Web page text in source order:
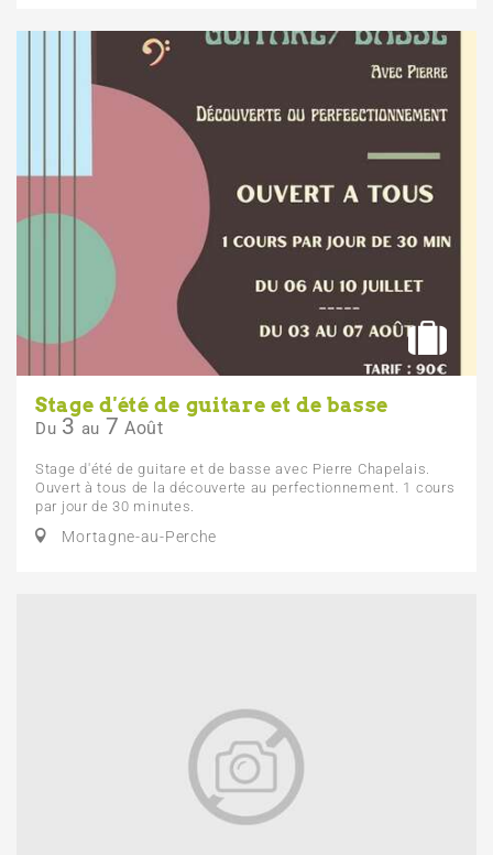
Stage d'été de guitare et de basse
Du 3 au 7 Août
Stage d'été de guitare et de basse avec Pierre Chapelais.
Ouvert à tous de la découverte au perfectionnement. 1 cours
par jour de 30 minutes.
Mortagne-au-Perche